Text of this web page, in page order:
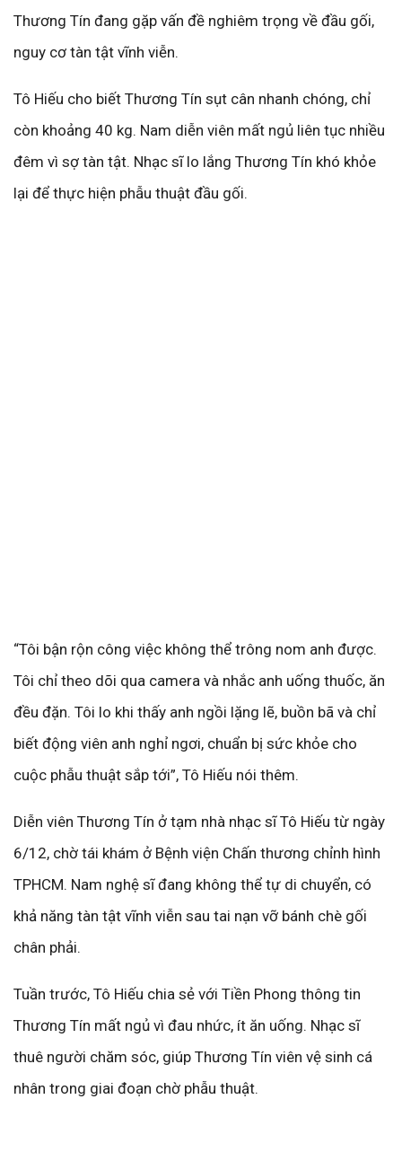
Thương Tín đang gặp vấn đề nghiêm trọng về đầu gối,
nguy cơ tàn tật vĩnh viễn.
Tô Hiếu cho biết Thương Tín sụt cân nhanh chóng, chỉ
còn khoảng 40 kg. Nam diễn viên mất ngủ liên tục nhiều
đêm vì sợ tàn tật. Nhạc sĩ lo lắng Thương Tín khó khỏe
lại để thực hiện phẫu thuật đầu gối.
“Tôi bận rộn công việc không thể trông nom anh được.
Tôi chỉ theo dõi qua camera và nhắc anh uống thuốc, ăn
đều đặn. Tôi lo khi thấy anh ngồi lặng lẽ, buồn bã và chỉ
biết động viên anh nghỉ ngơi, chuẩn bị sức khỏe cho
cuộc phẫu thuật sắp tới”, Tô Hiếu nói thêm.
Diễn viên Thương Tín ở tạm nhà nhạc sĩ Tô Hiếu từ ngày
6/12, chờ tái khám ở Bệnh viện Chấn thương chỉnh hình
TPHCM. Nam nghệ sĩ đang không thể tự di chuyển, có
khả năng tàn tật vĩnh viễn sau tai nạn vỡ bánh chè gối
chân phải.
Tuần trước, Tô Hiếu chia sẻ với Tiền Phong thông tin
Thương Tín mất ngủ vì đau nhức, ít ăn uống. Nhạc sĩ
thuê người chăm sóc, giúp Thương Tín viên vệ sinh cá
nhân trong giai đoạn chờ phẫu thuật.